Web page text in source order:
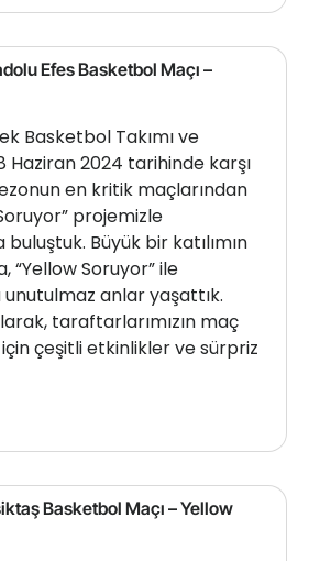
Efes Basketbol Maçı –
Basketbol Takımı ve
Haziran 2024 tarihinde karşı
en kritik maçlarından
projemizle
Büyük bir katılımın
“Yellow Soruyor” ile
anlar yaşattık.
taraftarlarımızın maç
çeşitli etkinlikler ve sürpriz
Basketbol Maçı – Yellow